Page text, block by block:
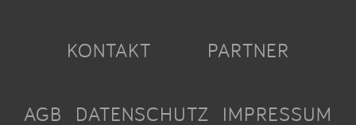
KONTAKT PARTNER
AGB DATENSCHUTZ IMPRESSUM